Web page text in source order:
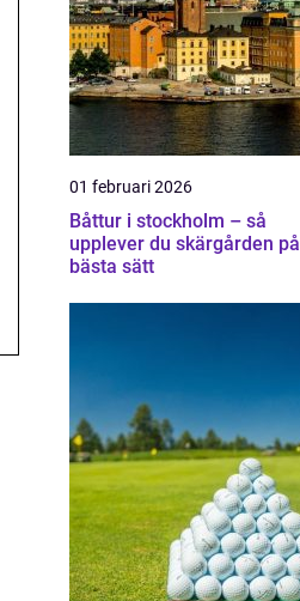
01 februari 2026
Båttur i stockholm – så
upplever du skärgården på
bästa sätt